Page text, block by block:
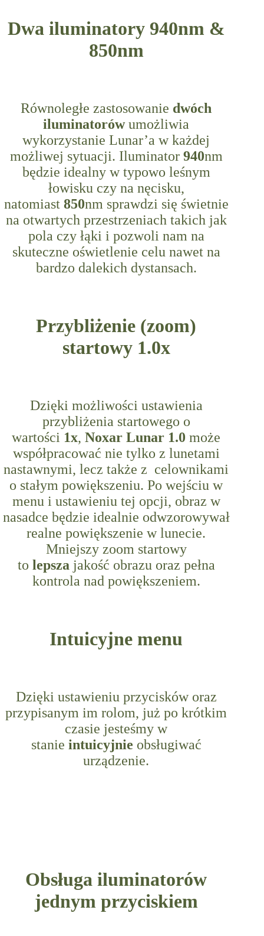
Dwa iluminatory 940nm &
850nm
Równoległe zastosowanie dwóch
iluminatorówumożliwia
wykorzystanie Lunar’a w każdej
możliwej sytuacji. Iluminator 940nm
będzie idealny w typowo leśnym
łowisku czy na nęcisku,
natomiast 850nm sprawdzi się świetnie
na otwartych przestrzeniach takich jak
pola czy łąki i pozwoli nam na
skuteczne oświetlenie celu nawet na
bardzo dalekich dystansach.
Przybliżenie (zoom)
startowy 1.0x
Dzięki możliwości ustawienia
przybliżenia startowego o
wartości 1x,Noxar Lunar 1.0 może
współpracować nie tylko z lunetami
nastawnymi, lecz także z celownikami
o stałym powiększeniu. Po wejściu w
menu i ustawieniu tej opcji, obraz w
nasadce będzie idealnie odwzorowywał
realne powiększenie w lunecie.
Mniejszy zoom startowy
to lepszajakość obrazu oraz pełna
kontrola nad powiększeniem.
Intuicyjne menu
Dzięki ustawieniu przycisków oraz
przypisanym im rolom, już po krótkim
czasie jesteśmy w
stanie intuicyjnie obsługiwać
urządzenie.
Obsługa iluminatorów
jednym przyciskiem